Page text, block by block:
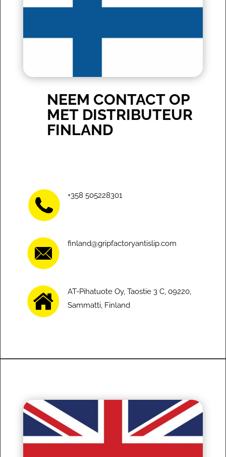
NEEM CONTACT OP
MET DISTRIBUTEUR
FINLAND
+358 505228301
finland@gripfactoryantislip.com
AT-Pihatuote Oy, Taostie 3 C, 09220,
Sammatti, Finland